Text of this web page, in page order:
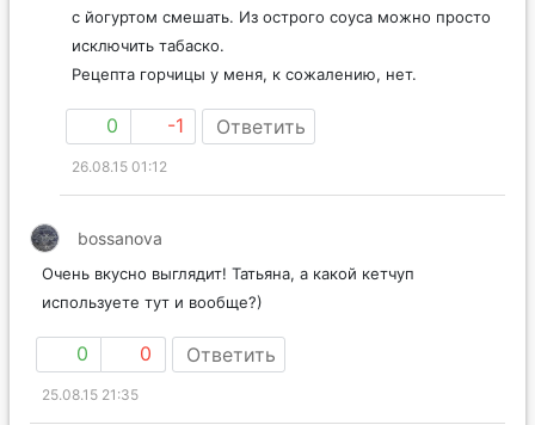
с йогуртом смешать. Из острого соуса можно просто
исключить табаско.
Рецепта горчицы у меня, к сожалению, нет.
0 -1 Ответить
26.08.15 01:12
bossanova
Очень вкусно выглядит! Татьяна, а какой кетчуп
используете тут и вообще?)
0 0 Ответить
25.08.15 21:35